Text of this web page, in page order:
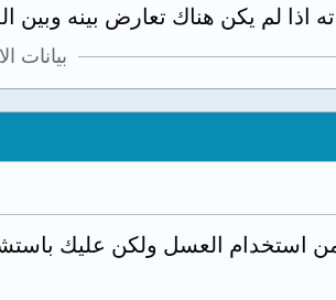
اذا لم يكن هناك تعارض بينه وبين
بيانات
استخدام العسل ولكن عليك